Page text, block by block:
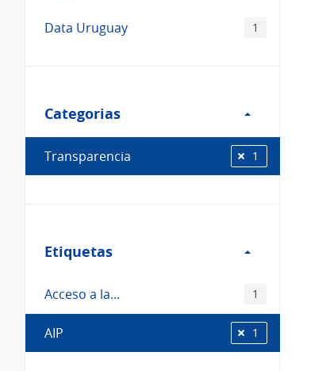
Data Uruguay 1
Categorias
Categorias
Transparencia 1
Etiquetas
Etiquetas
Acceso a la... 1
AIP 1